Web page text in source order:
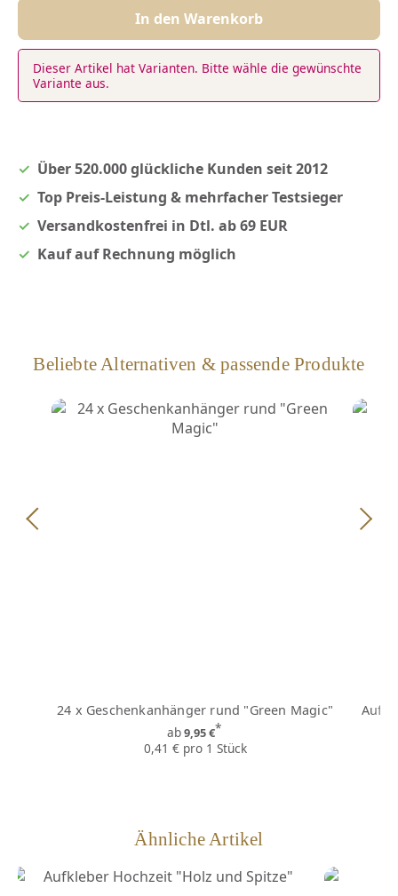
In den Warenkorb
Dieser Artikel hat Varianten. Bitte wähle die gewünschte
Variante aus.
Über 520.000 glückliche Kunden seit 2012
Top Preis-Leistung & mehrfacher Testsieger
Versandkostenfrei in Dtl. ab 69 EUR
Kauf auf Rechnung möglich
Beliebte Alternativen & passende Produkte
24 x Geschenkanhänger rund "Green Magic"
ab9,95 €*
0,41 € pro 1 Stück
Ähnliche Artikel